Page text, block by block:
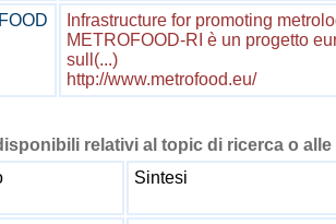
Infrastructure for promoting
METROFOOD-RI è un progetto
sull(...)
http://www.metrofood.eu/
relativi al topic di ricerca o
Sintesi